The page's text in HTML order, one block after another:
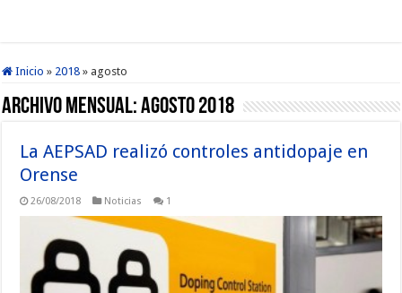
Inicio » 2018 » agosto
Archivo mensual:agosto 2018
La AEPSAD realizó controles antidopaje en
Orense
26/08/2018 Noticias 1